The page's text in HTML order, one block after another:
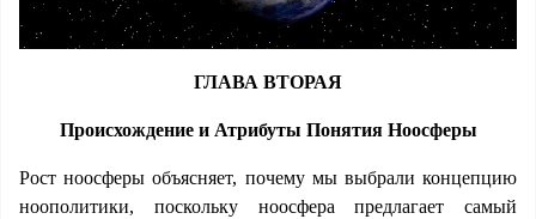
ГЛАВА ВТОРАЯ
Происхождение и Атрибуты Понятия Ноосферы
Рост ноосферы объясняет, почему мы выбрали концепцию
ноополитики, поскольку ноосфера предлагает самый